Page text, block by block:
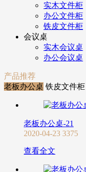
实木文件柜
办公文件柜
铁皮文件柜
会议桌
实木会议桌
办公会议桌
产品推荐
老板办公桌 铁皮文件柜
老板办公桌-21
2020-04-23 3375
查看全文